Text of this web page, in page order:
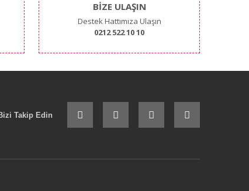
BİZE ULAŞIN
Destek Hattımıza Ulaşın
0212 522 10 10
Takip Edin